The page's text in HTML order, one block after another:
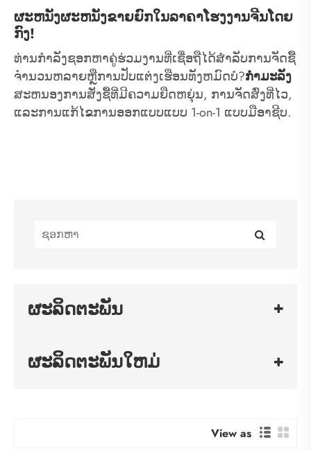
ຜະຫນັງຜະຫນັງຂາຍຍົກໃນລາຄາໂຮງງານຈີນໂດຍ
ກົງ!
ທ່ານກໍາລັງຊອກຫາຄູ່ຮ່ວມງານທີ່ເຊື່ອຖືໄດ້ສໍາລັບການຈັດຊື້
ຈໍານວນຫລາຍຫຼືການປັບແຕ່ງເຮືອນທັງຫມົດບໍ?ກຳມະລັງ
ສະຫນອງການສັ່ງຊື້ທີ່ມີຄວາມຍືດຫຍຸ່ນ, ການຈັດສົ່ງທີ່ໄວ,
ແລະການແກ້ໄຂການອອກແບບແບບ 1-on-1 ແບບມືອາຊີບ.
ຜະລິດຕະພັນ
ຜະລິດຕະພັນໃຫມ່
View as